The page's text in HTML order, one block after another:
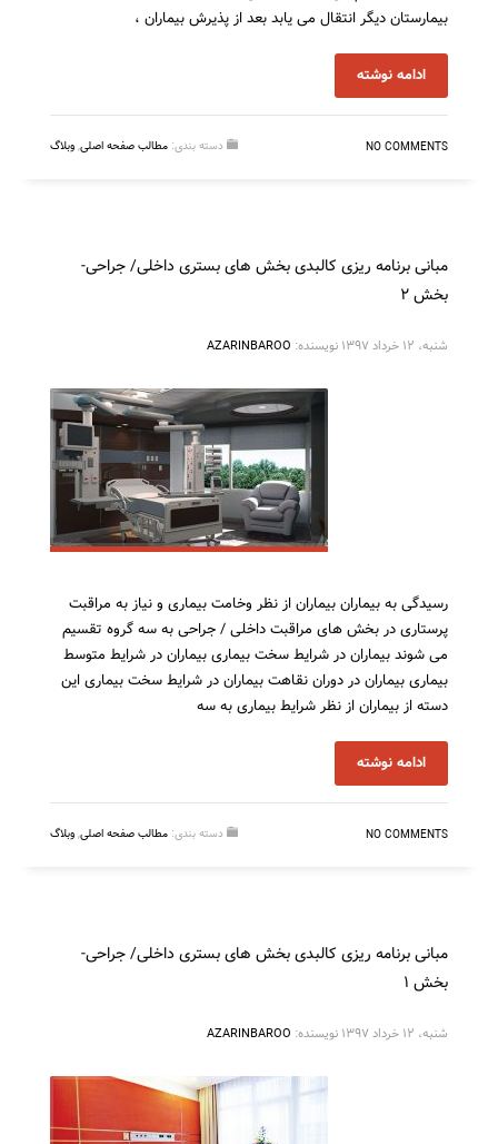
بیمارستان دیگر انتقال می یابد بعد از پذیرش بیماران ،
ادامه نوشته
دسته بندی: مطالب صفحه اصلی, وبلاگ NO COMMENTS
مبانی برنامه ریزی کالبدی بخش های بستری داخلی/ جراحی-
بخش ۲
شنبه، ۱۲ خرداد ۱۳۹۷ نویسنده: AZARINBAROO
رسیدگی به بیماران بیماران از نظر وخامت بیماری و نیاز به مراقبت
پرستاری در بخش های مراقبت داخلی / جراحی به سه گروه تقسیم
می شوند بیماران در شرایط سخت بیماری بیماران در شرایط متوسط
بیماری بیماران در دوران نقاهت بیماران در شرایط سخت بیماری این
دسته از بیماران از نظر شرایط بیماری به سه
ادامه نوشته
دسته بندی: مطالب صفحه اصلی, وبلاگ NO COMMENTS
مبانی برنامه ریزی کالبدی بخش های بستری داخلی/ جراحی-
بخش ۱
شنبه، ۱۲ خرداد ۱۳۹۷ نویسنده: AZARINBAROO